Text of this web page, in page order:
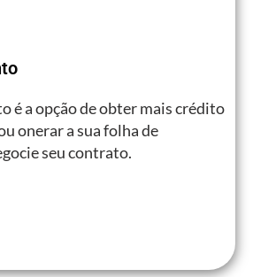
é a opção de obter mais crédito
onerar a sua folha de
seu contrato.